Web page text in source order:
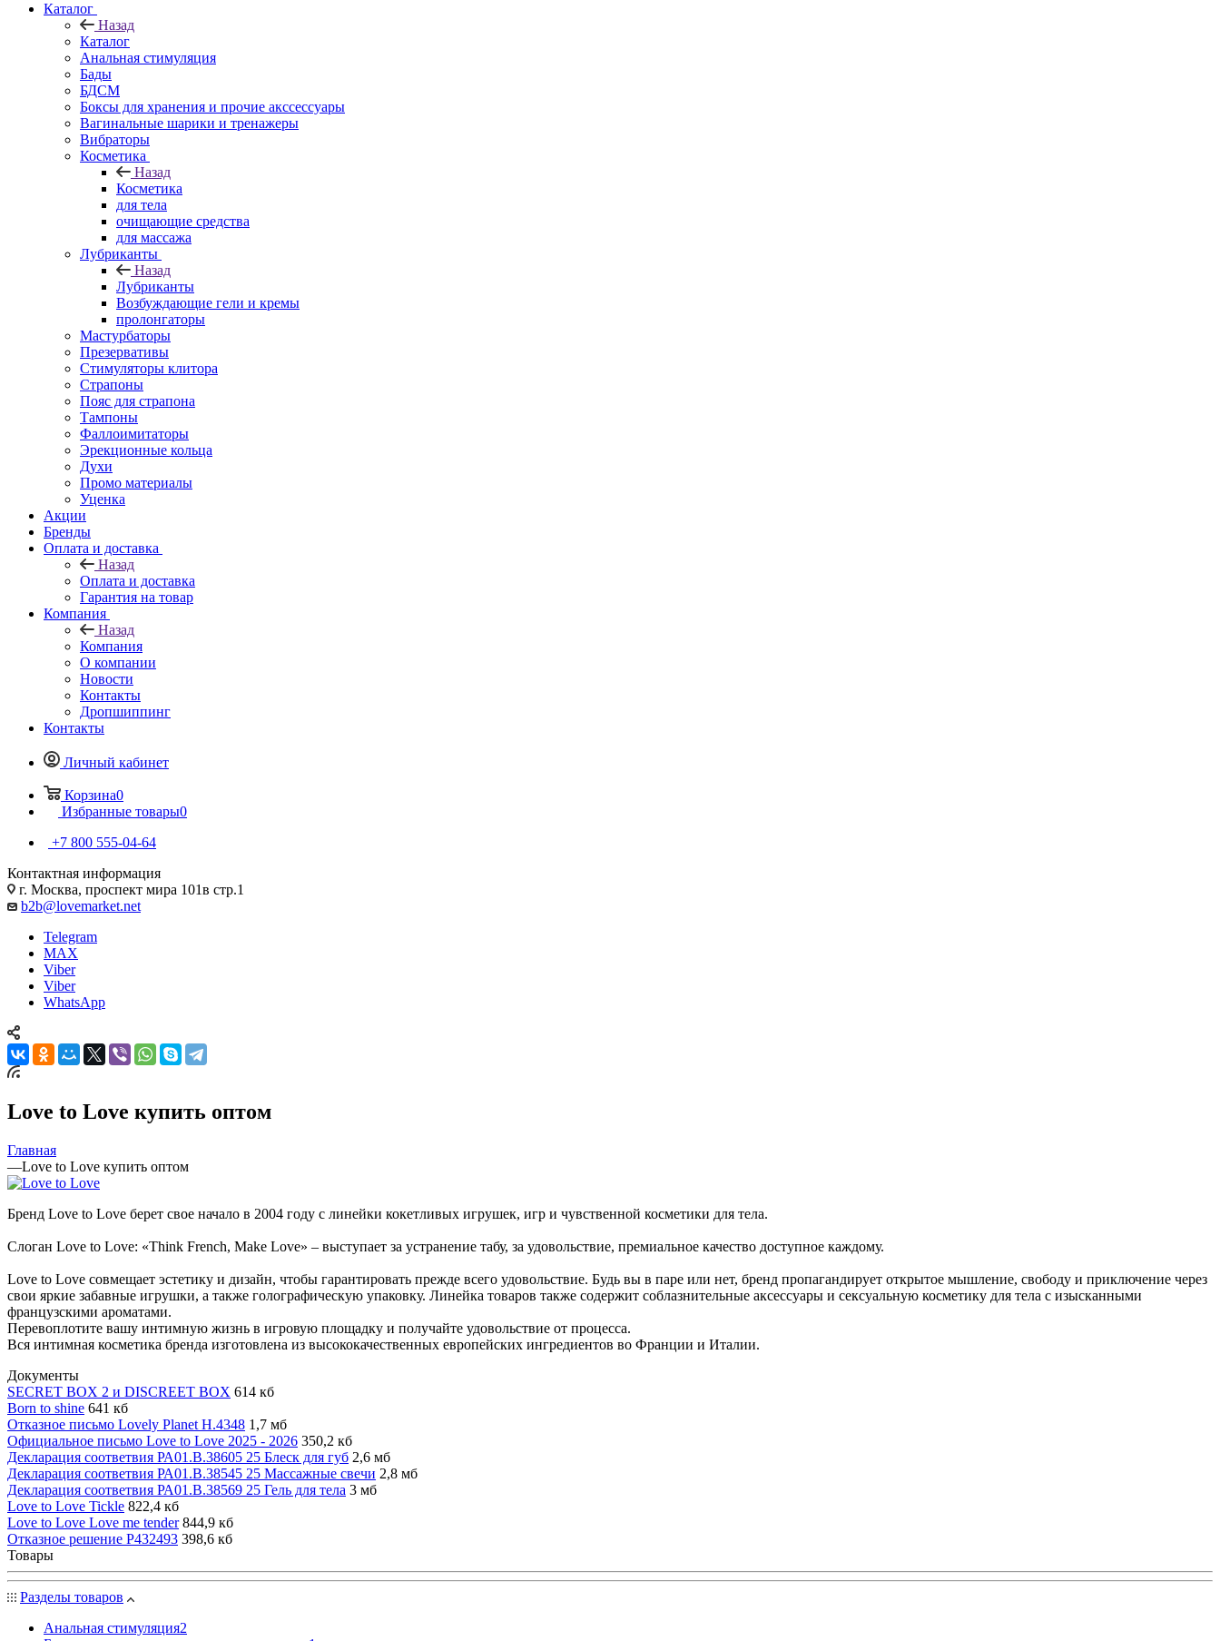
Каталог
Назад
Каталог
Анальная стимуляция
Бады
БДСМ
Боксы для хранения и прочие акссессуары
Вагинальные шарики и тренажеры
Вибраторы
Косметика
Назад
Косметика
для тела
очищающие средства
для массажа
Лубриканты
Назад
Лубриканты
Возбуждающие гели и кремы
пролонгаторы
Мастурбаторы
Презервативы
Стимуляторы клитора
Страпоны
Пояс для страпона
Тампоны
Фаллоимитаторы
Эрекционные кольца
Духи
Промо материалы
Уценка
Акции
Бренды
Оплата и доставка
Назад
Оплата и доставка
Гарантия на товар
Компания
Назад
Компания
О компании
Новости
Контакты
Дропшиппинг
Контакты
Личный кабинет
Корзина0
Избранные товары0
+7 800 555-04-64
Контактная информация
г. Москва, проспект мира 101в стр.1
b2b@lovemarket.net
Telegram
MAX
Viber
Viber
WhatsApp
Love to Love купить оптом
Главная
—Love to Love купить оптом
Бренд Love to Love берет свое начало в 2004 году с линейки кокетливых игрушек, игр и чувственной косметики для тела.
Слоган Love to Love: «Think French, Make Love» – выступает за устранение табу, за удовольствие, премиальное качество доступное каждому.
Love to Love совмещает эстетику и дизайн, чтобы гарантировать прежде всего удовольствие. Будь вы в паре или нет, бренд пропагандирует открытое мышление, свободу и приключение через
свои яркие забавные игрушки, а также голографическую упаковку. Линейка товаров также содержит соблазнительные аксессуары и сексуальную косметику для тела с изысканными
французскими ароматами.
Перевоплотите вашу интимную жизнь в игровую площадку и получайте удовольствие от процесса.
Вся интимная косметика бренда изготовлена из высококачественных европейских ингредиентов во Франции и Италии.
Документы
SECRET BOX 2 и DISCREET BOX 614 кб
Born to shine 641 кб
Отказное письмо Lovely Planet Н.4348 1,7 мб
Официальное письмо Love to Love 2025 - 2026 350,2 кб
Декларация соответвия РА01.В.38605 25 Блеск для губ 2,6 мб
Декларация соответвия РА01.В.38545 25 Массажные свечи 2,8 мб
Декларация соответвия РА01.В.38569 25 Гель для тела 3 мб
Love to Love Tickle 822,4 кб
Love to Love Love me tender 844,9 кб
Отказное решение Р432493 398,6 кб
Товары
Разделы товаров
Анальная стимуляция2